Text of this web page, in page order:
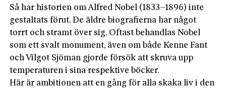
Så har historien om Alfred Nobel (1833–1896) inte
gestaltats förut. De äldre biografierna har något
torrt och stramt över sig. Oftast behandlas Nobel
som ett svalt monument, även om både Kenne Fant
och Vilgot Sjöman gjorde försök att skruva upp
temperaturen i sina respektive böcker.
Här är ambitionen att en gång för alla skaka liv i den